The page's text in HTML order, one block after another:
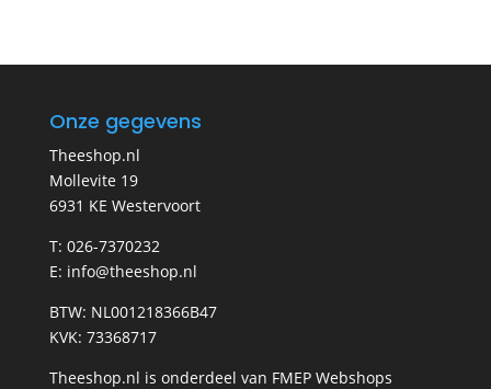
Onze gegevens
Theeshop.nl
Mollevite 19
6931 KE Westervoort
T: 026-7370232
E: info@theeshop.nl
BTW: NL001218366B47
KVK: 73368717
Theeshop.nl is onderdeel van FMEP Webshops